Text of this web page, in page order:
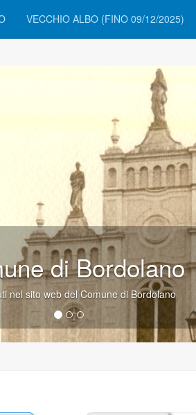
VECCHIO ALBO (FINO 09/12/2025)